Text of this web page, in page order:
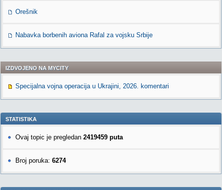
Orešnik
Nabavka borbenih aviona Rafal za vojsku Srbije
IZDVOJENO NA MYCITY
Specijalna vojna operacija u Ukrajini, 2026. komentari
STATISTIKA
Ovaj topic je pregledan 2419459 puta
Broj poruka: 6274